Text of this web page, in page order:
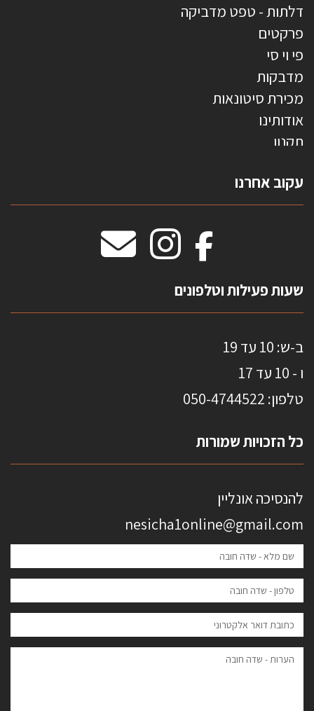
דלתות - טפט מדביקה
פרקטים
פי וי סי
מדבקות
מכירת סיטונאות
אודותינו
תקנון
טפטים משולשים
וילונות חסיני אש
מדבקות אנטי סאן
עקוב אחרנו
שעות פעילות וטלפונים
ב-ש: 10 עד 19
ו - 10 עד 17
טלפון: 0 50-4744522
כל הזכויות שמורות
להנסיכה אונליין
nesicha1online@gmail.com